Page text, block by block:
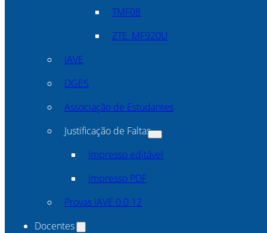
TMF08
ZTE_MF920U
IAVE
DGES
Associação de Estudantes
Justificação de Faltas
Impresso editável
Impresso PDF
Provas IAVE 0.0.12
Docentes